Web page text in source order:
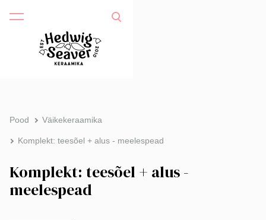
Pood Väikekeraamika
Komplekt: teesõel + alus - meelespead
Komplekt: teesõel + alus -
meelespead